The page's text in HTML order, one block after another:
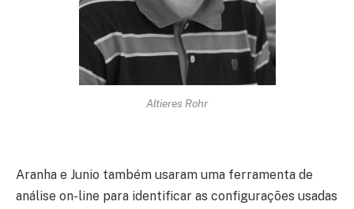
Altieres Rohr
Aranha e Junio também usaram uma ferramenta de
análise on-line para identificar as configurações usadas